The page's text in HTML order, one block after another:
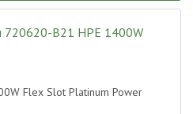
720620-B21 HPE 1400W
Flex Slot Platinum Power